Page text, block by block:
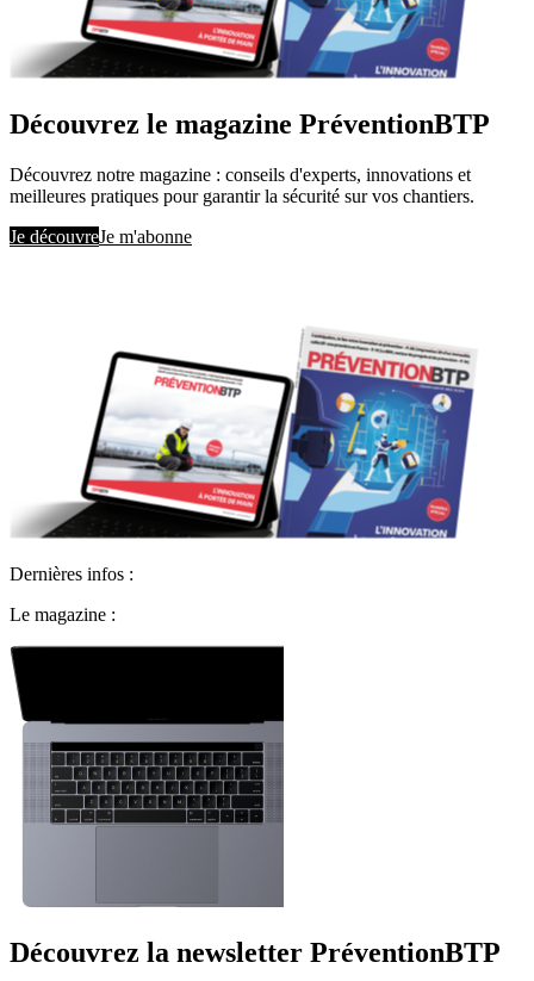
Découvrez le magazine PréventionBTP
Découvrez notre magazine : conseils d'experts, innovations et
meilleures pratiques pour garantir la sécurité sur vos chantiers.
Je découvreJe m'abonne
Dernières infos :
Le magazine :
Découvrez la newsletter PréventionBTP